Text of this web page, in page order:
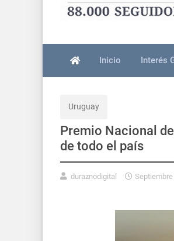
Inicio Interés
Uruguay
Premio Nacional
de todo el país
duraznodigital